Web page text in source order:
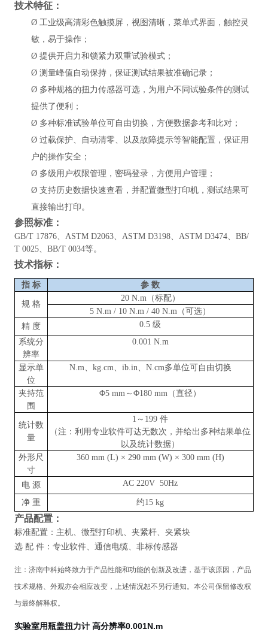
技术特征：
Ø 工业级高清彩色触摸屏，视图清晰，菜单式界面，触控灵
敏，易于操作；
Ø 提供开启力和锁紧力双重试验模式；
Ø 测量峰值自动保持，保证测试结果被准确记录；
Ø 多种规格的扭力传感器可选，为用户不同试验条件的测试
提供了便利；
Ø 多种标准试验单位可自由切换，方便数据参考和比对；
Ø 过载保护、自动清零、以及故障提示等智能配置，保证用
户的操作安全；
Ø 多级用户权限管理，密码登录，方便用户管理；
Ø 支持历史数据快速查看，并配置微型打印机，测试结果可
直接输出打印。
参照标准：
GB/T 17876、ASTM D2063、ASTM D3198、ASTM D3474、BB/
T 0025、BB/T 0034等。
技术指标：
指 标 参 数
规 格
20 N.m（标配）
5 N.m / 10 N.m / 40 N.m（可选）
精 度
0.5 级
系统分
辨率
0.001 N.m
显示单
位
N.m、kg.cm、ib.in、N.cm多单位可自由切换
夹持范
围
Φ5 mm～Φ180 mm（直径）
统计数
量
1～199 件
（注：利用专业软件可达无数次，并给出多种结果单位
以及统计数据）
外形尺
寸
360 mm (L) × 290 mm (W) × 300 mm (H)
电 源 AC 220V 50Hz
净 重 约15 kg
产品配置：
标准配置： 主机、微型打印机、夹紧杆、夹紧块
选 配 件：专业软件、通信电缆、非标传感器
注： 济南中科始终致力于产品性能和功能的创新及改进，基于该原因，产品
技术规格、外观亦会相应改变，上述情况恕不另行通知。本公司保留修改权
与最终解释权。
实验室用瓶盖扭力计 高分辨率0.001N.m